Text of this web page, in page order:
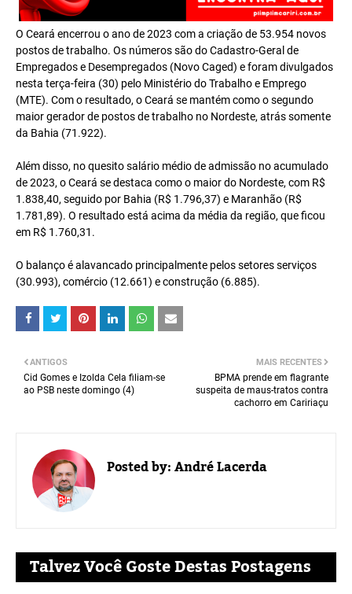
O Ceará encerrou o ano de 2023 com a criação de 53.954 novos
postos de trabalho. Os números são do Cadastro-Geral de
Empregados e Desempregados (Novo Caged) e foram divulgados
nesta terça-feira (30) pelo Ministério do Trabalho e Emprego
(MTE). Com o resultado, o Ceará se mantém como o segundo
maior gerador de postos de trabalho no Nordeste, atrás somente
da Bahia (71.922).
Além disso, no quesito salário médio de admissão no acumulado
de 2023, o Ceará se destaca como o maior do Nordeste, com R$
1.838,40, seguido por Bahia (R$ 1.796,37) e Maranhão (R$
1.781,89). O resultado está acima da média da região, que ficou
em R$ 1.760,31.
O balanço é alavancado principalmente pelos setores serviços
(30.993), comércio (12.661) e construção (6.885).
MAIS RECENTES
BPMA prende em flagrante
suspeita de maus-tratos contra
cachorro em Caririaçu
ANTIGOS
Cid Gomes e Izolda Cela filiam-se
ao PSB neste domingo (4)
Posted by:André Lacerda
Talvez Você Goste Destas Postagens